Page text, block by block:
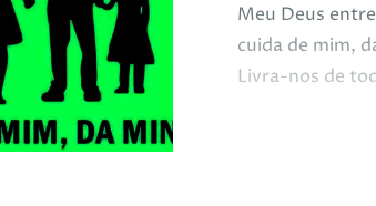
Meu Deus
cuida de mim,
Livra-nos de